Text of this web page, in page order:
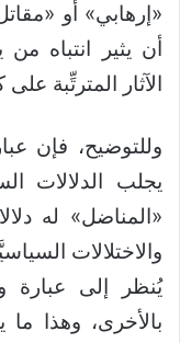
«إرهابي» أو
أن يثير انتباه
الآثار المترتِّبة
وللتوضيح، فإن
يجلب الدلالات
«المناضل» له
والاختلالات
يُنظر إلى عبارة
بالأخرى، وهذا